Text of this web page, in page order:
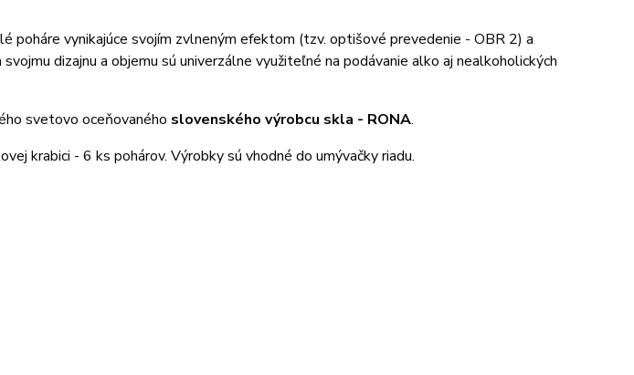
poháre vynikajúce svojím zvlneným efektom (tzv. optišové prevedenie - OBR 2) a
dizajnu a objemu sú univerzálne využiteľné na podávanie alko aj nealkoholických
svetovo oceňovaného slovenského výrobcu skla - RONA.
krabici - 6 ks pohárov. Výrobky sú vhodné do umývačky riadu.